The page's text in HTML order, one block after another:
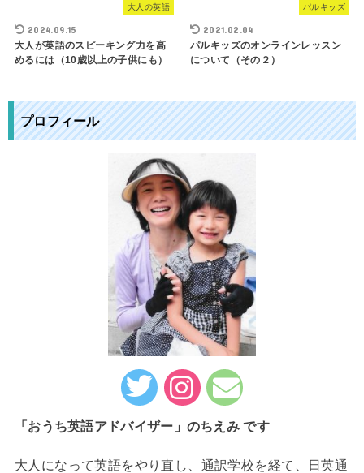
大人の英語
2024.09.15
大人が英語のスピーキング力を高
めるには（10歳以上の子供にも）
パルキッズ
2021.02.04
パルキッズのオンラインレッスン
について（その２）
プロフィール
「おうち英語アドバイザー」のちえみ です
大人になって英語をやり直し、通訳学校を経て、日英通